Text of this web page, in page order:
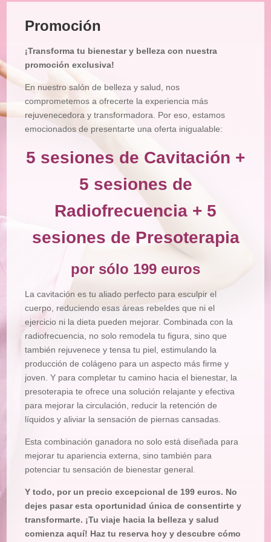
Tratamiento
Tratamiento
Depilación
Manicura
y
Pedicura
Maquillajes
Micropigmentación
Microblading
Pestañas
Peluquería
Promoción
¡Transforma tu bienestar y belleza con nuestra
promoción exclusiva!
En nuestro salón de belleza y salud, nos
comprometemos a ofrecerte la experiencia más
rejuvenecedora y transformadora. Por eso, estamos
emocionados de presentarte una oferta inigualable:
5 sesiones de Cavitación +
5 sesiones de
Radiofrecuencia + 5
sesiones de Presoterapia
por sólo 199 euros
La cavitación es tu aliado perfecto para esculpir el
cuerpo, reduciendo esas áreas rebeldes que ni el
ejercicio ni la dieta pueden mejorar. Combinada con la
radiofrecuencia, no solo remodela tu figura, sino que
también rejuvenece y tensa tu piel, estimulando la
producción de colágeno para un aspecto más firme y
joven. Y para completar tu camino hacia el bienestar, la
presoterapia te ofrece una solución relajante y efectiva
para mejorar la circulación, reducir la retención de
líquidos y aliviar la sensación de piernas cansadas.
Esta combinación ganadora no solo está diseñada para
mejorar tu apariencia externa, sino también para
potenciar tu sensación de bienestar general.
Y todo, por un precio excepcional de 199 euros. No
dejes pasar esta oportunidad única de consentirte y
transformarte. ¡Tu viaje hacia la belleza y salud
comienza aquí! Haz tu reserva hoy y descubre cómo